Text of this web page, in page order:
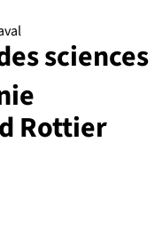
Rottier
sciences